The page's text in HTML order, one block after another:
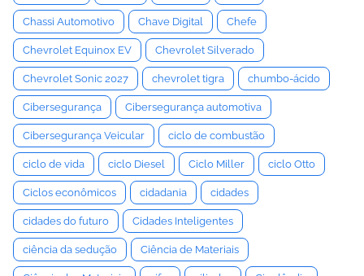
Chassi Automotivo Chave Digital Chefe
Chevrolet Equinox EV Chevrolet Silverado
Chevrolet Sonic 2027 chevrolet tigra chumbo-ácido
Cibersegurança Cibersegurança automotiva
Cibersegurança Veicular ciclo de combustão
ciclo de vida ciclo Diesel Ciclo Miller ciclo Otto
Ciclos econômicos cidadania cidades
cidades do futuro Cidades Inteligentes
ciência da sedução Ciência de Materiais